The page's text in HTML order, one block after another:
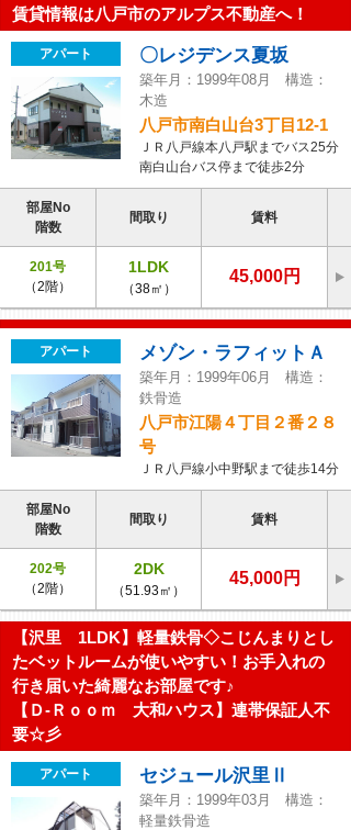
賃貸情報は八戸市のアルプス不動産へ！
アパート 〇レジデンス夏坂
築年月：1999年08月 構造：
木造
八戸市南白山台3丁目12-1
ＪＲ八戸線本八戸駅までバス25分
南白山台バス停まで徒歩2分
部屋No
階数
間取り 賃料
201号
（2階）
1LDK
（38㎡）
45,000円
アパート メゾン・ラフィットＡ
築年月：1999年06月 構造：
鉄骨造
八戸市江陽４丁目２番２８
号
ＪＲ八戸線小中野駅まで徒歩14分
部屋No
階数
間取り 賃料
202号
（2階）
2DK
（51.93㎡）
45,000円
【沢里 1LDK】軽量鉄骨◇こじんまりとし
たベットルームが使いやすい！お手入れの
行き届いた綺麗なお部屋です♪
【Ｄ-Ｒｏｏｍ 大和ハウス】連帯保証人不
要☆彡
アパート セジュール沢里Ⅱ
築年月：1999年03月 構造：
軽量鉄骨造